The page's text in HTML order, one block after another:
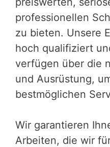
professionellen
zu bieten. Unsere
hoch qualifiziert
verfügen über die
und Ausrüstung,
bestmöglichen
Wir garantieren
Arbeiten, die wir